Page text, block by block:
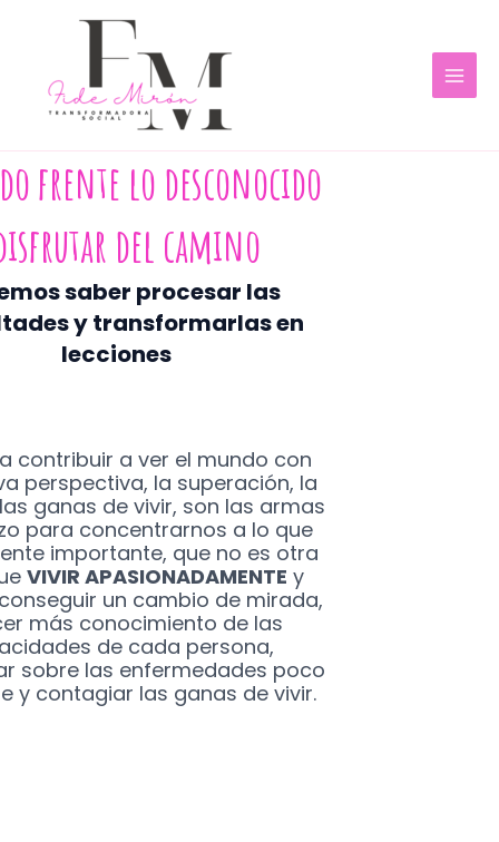
frente lo desconocido
del camino
saber procesar las
y transformarlas en
lecciones
contribuir a ver el mundo con
perspectiva, la superación, la
ganas de vivir, son las armas
para concentrarnos a lo que
importante, que no es otra
VIVIR APASIONADAMENTE y
un cambio de mirada,
más conocimiento de las
de cada persona,
sobre las enfermedades poco
y contagiar las ganas de vivir.